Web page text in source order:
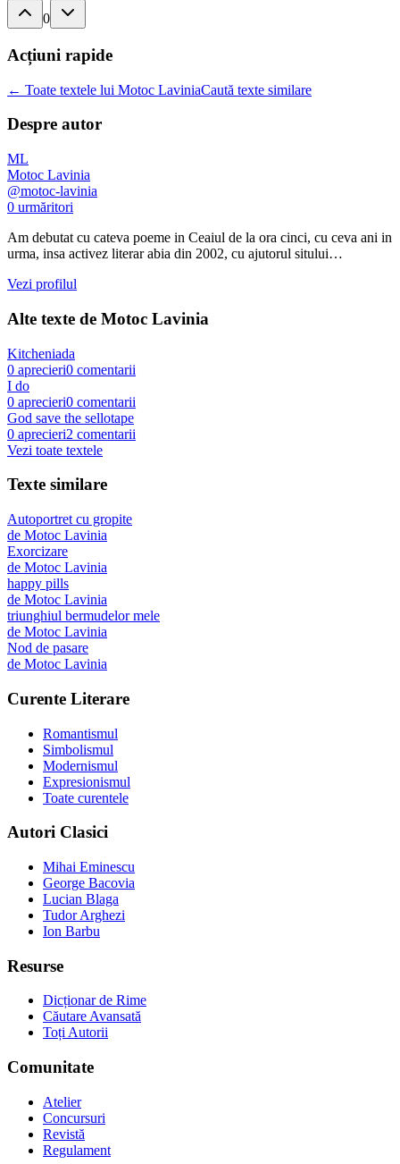
0
Acțiuni rapide
← Toate textele lui Motoc LaviniaCaută texte similare
Despre autor
ML
Motoc Lavinia
@motoc-lavinia
0 urmăritori
Am debutat cu cateva poeme in Ceaiul de la ora cinci, cu ceva ani in
urma, insa activez literar abia din 2002, cu ajutorul sitului…
Vezi profilul
Alte texte de Motoc Lavinia
Kitcheniada
0 aprecieri0 comentarii
I do
0 aprecieri0 comentarii
God save the sellotape
0 aprecieri2 comentarii
Vezi toate textele
Texte similare
Autoportret cu gropite
de Motoc Lavinia
Exorcizare
de Motoc Lavinia
happy pills
de Motoc Lavinia
triunghiul bermudelor mele
de Motoc Lavinia
Nod de pasare
de Motoc Lavinia
Curente Literare
Romantismul
Simbolismul
Modernismul
Expresionismul
Toate curentele
Autori Clasici
Mihai Eminescu
George Bacovia
Lucian Blaga
Tudor Arghezi
Ion Barbu
Resurse
Dicționar de Rime
Căutare Avansată
Toți Autorii
Comunitate
Atelier
Concursuri
Revistă
Regulament